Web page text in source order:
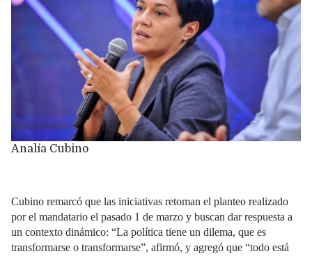
Analía Cubino
Cubino remarcó que las iniciativas retoman el planteo realizado
por el mandatario el pasado 1 de marzo y buscan dar respuesta a
un contexto dinámico: “La política tiene un dilema, que es
transformarse o transformarse”, afirmó, y agregó que “todo está